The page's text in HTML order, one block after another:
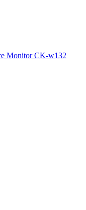
Monitor CK-w132